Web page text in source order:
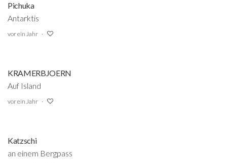
Pichuka
Antarktis
vor ein Jahr
KRAMERBJOERN
Auf Island
vor ein Jahr
Katzschi
an einem Bergpass